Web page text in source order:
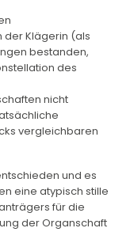
Klägerin (als
bestanden,
des
nicht
vergleichbaren
und es
eine atypisch stille
für die
der Organschaft